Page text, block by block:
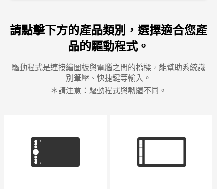
請點擊下方的產品類別，選擇適合您產
品的驅動程式。
驅動程式是連接繪圖板與電腦之間的橋樑，能幫助系統識
別筆壓、快捷鍵等輸入。
＊請注意：驅動程式與韌體不同。